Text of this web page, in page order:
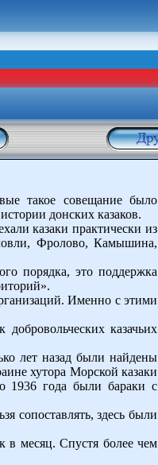
такое совещание было
донских казаков.
казаки практически из
Фролово, Камышина,
порядка, это поддержка
Именно с этими
казачьих
лет назад были найдены
хутора Морской казаки
1936 года были бараки с
сопоставлять, здесь были
в месяц. Спустя более чем